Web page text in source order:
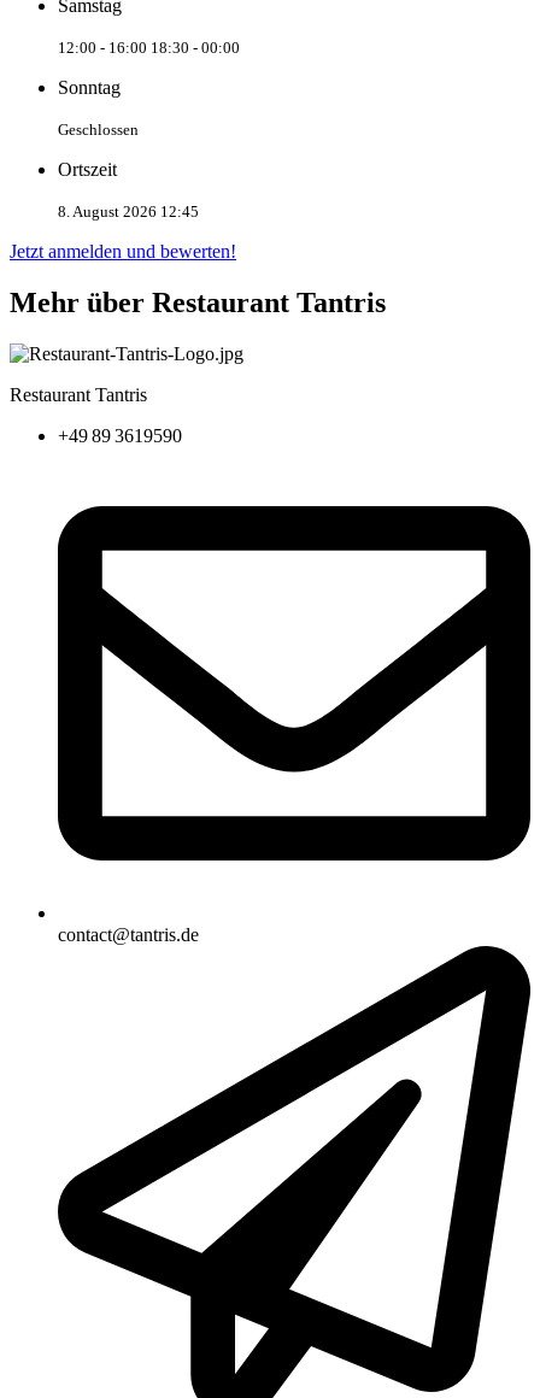
Samstag
12:00 - 16:00 18:30 - 00:00
Sonntag
Geschlossen
Ortszeit
8. August 2026 12:45
Jetzt anmelden und bewerten!
Mehr über Restaurant Tantris
Restaurant Tantris
+49 89 3619590
contact@tantris.de